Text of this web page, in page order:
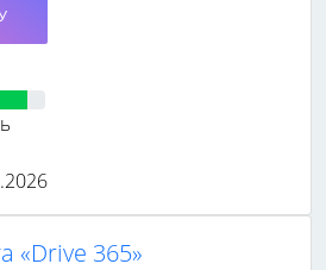
«Drive 365»